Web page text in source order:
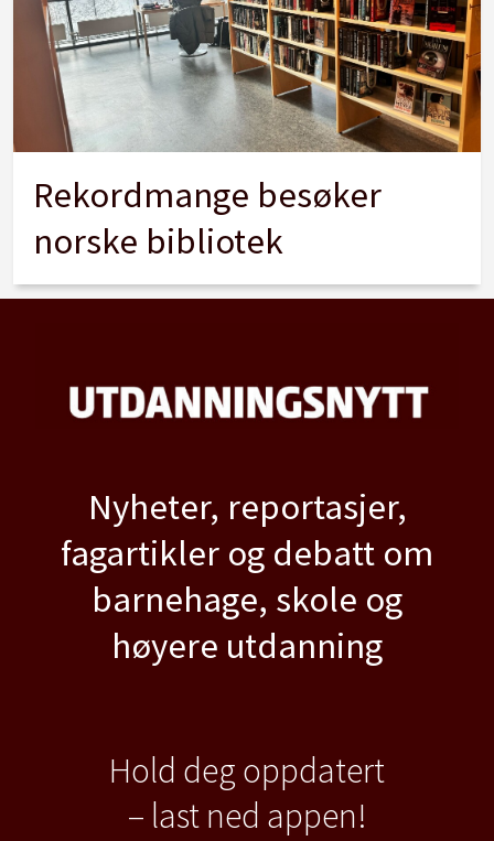
Rekordmange besøker
norske bibliotek
Nyheter, reportasjer,
fagartikler og debatt om
barnehage, skole og
høyere utdanning
Hold deg oppdatert
– last ned appen!